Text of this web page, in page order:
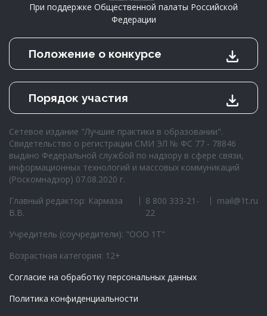
При поддержке Общественной палаты Российской
Федерации
Положение о конкурсе
Порядок участия
Сетевое издание "Лучшие практики в образовании".
Свидетельство о регистрации СМИ ЭЛ № ФС 77 - 78846
выдано Федеральной службой по надзору в сфере связи,
информационных технологий и массовых коммуникаций
(Роскомнадзор) 07.08.2020 г.
Главный редактор: Кармаза
В.В.
8 800 333-21-
22
mail@1t.ru
Учредитель (соучредители): "ООО 1Т"
Возрастная категория: 12+
Согласие на обработку персональных данных
Политика конфиденциальности